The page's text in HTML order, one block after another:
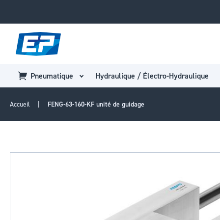
Pneumatique Hydraulique / Électro-Hydraulique
Accueil FENG-63-160-KF unité de guidage